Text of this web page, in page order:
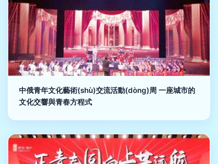
中俄青年文化藝術(shù)交流活動(dòng)周 一座城市的
文化交響與青春方程式